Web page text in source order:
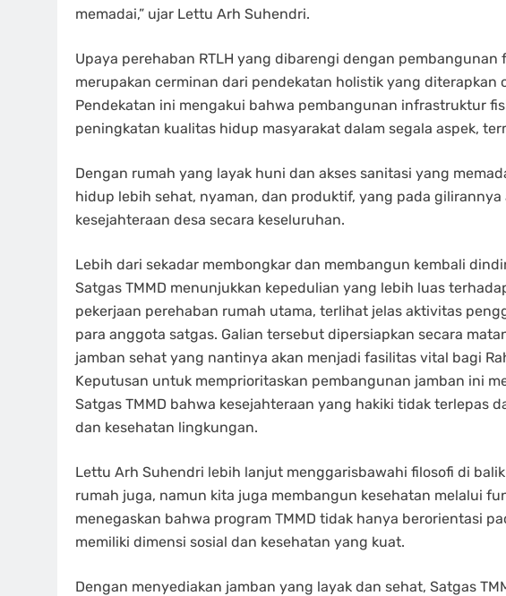
memadai,” ujar Lettu Arh Suhendri.
Upaya perehaban RTLH yang dibarengi dengan
merupakan cerminan dari pendekatan holistik yang diterapkan
Pendekatan ini mengakui bahwa pembangunan infrastruktur
peningkatan kualitas hidup masyarakat dalam segala aspek,
Dengan rumah yang layak huni dan akses sanitasi yang
hidup lebih sehat, nyaman, dan produktif, yang pada
kesejahteraan desa secara keseluruhan.
Lebih dari sekadar membongkar dan membangun kembali
Satgas TMMD menunjukkan kepedulian yang lebih luas
pekerjaan perehaban rumah utama, terlihat jelas aktivitas
para anggota satgas. Galian tersebut dipersiapkan secara
jamban sehat yang nantinya akan menjadi fasilitas vital bagi
Keputusan untuk memprioritaskan pembangunan jamban ini
Satgas TMMD bahwa kesejahteraan yang hakiki tidak terlepas
dan kesehatan lingkungan.
Lettu Arh Suhendri lebih lanjut menggarisbawahi filosofi di
rumah juga, namun kita juga membangun kesehatan melalui
menegaskan bahwa program TMMD tidak hanya berorientasi
memiliki dimensi sosial dan kesehatan yang kuat.
Dengan menyediakan jamban yang layak dan sehat, Satgas